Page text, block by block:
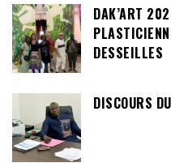
DAK’ART
DESSEILLES
DISCOURS